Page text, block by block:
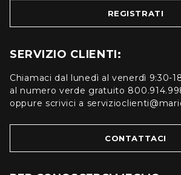
REGISTRATI
SERVIZIO CLIENTI:
Chiamaci dal lunedì al venerdì 9:30-
al numero verde gratuito
oppure scrivici a
CONTATTACI